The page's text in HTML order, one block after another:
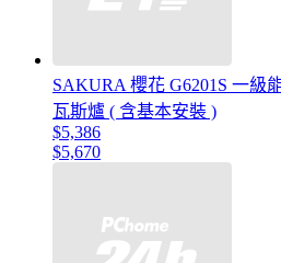
SAKURA 櫻花 G6201S 一級
瓦斯爐 ( 含基本安裝 )
$5,386
$5,670